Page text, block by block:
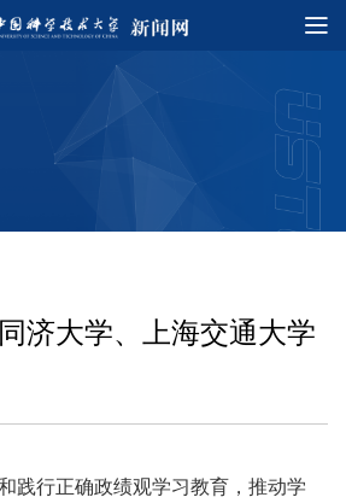
济大学、上海交通大学
践行正确政绩观学习教育，推动学